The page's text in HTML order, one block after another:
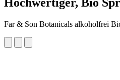
Far & Son Botanicals alkoholfrei